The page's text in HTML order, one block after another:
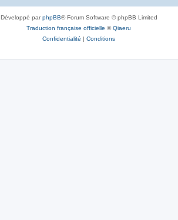
Développé parphpBB® Forum Software © phpBB Limited
Traduction française officielle ©Qiaeru
Confidentialité | Conditions